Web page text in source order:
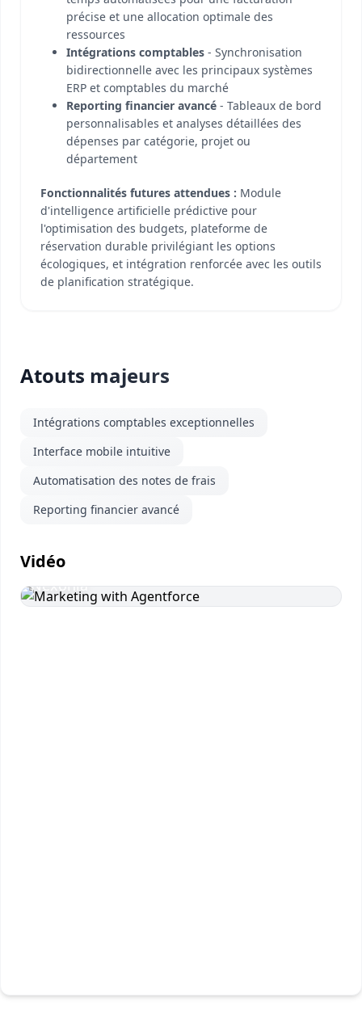
précise et une allocation optimale des
ressources
Intégrations comptables - Synchronisation
bidirectionnelle avec les principaux systèmes
ERP et comptables du marché
Reporting financier avancé - Tableaux de bord
personnalisables et analyses détaillées des
dépenses par catégorie, projet ou
département
Fonctionnalités futures attendues : Module
d'intelligence artificielle prédictive pour
l'optimisation des budgets, plateforme de
réservation durable privilégiant les options
écologiques, et intégration renforcée avec les outils
de planification stratégique.
Atouts majeurs
Intégrations comptables exceptionnelles
Interface mobile intuitive
Automatisation des notes de frais
Reporting financier avancé
Vidéo
Vidéo présentation Emburse
Nexonia